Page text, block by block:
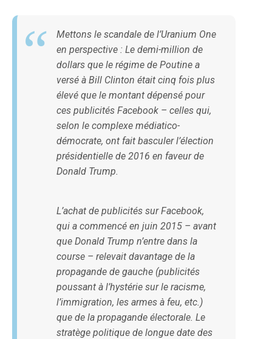
Mettons le scandale de l’Uranium One
en perspective : Le demi-million de
dollars que le régime de Poutine a
versé à Bill Clinton était cinq fois plus
élevé que le montant dépensé pour
ces publicités Facebook – celles qui,
selon le complexe médiatico-
démocrate, ont fait basculer l’élection
présidentielle de 2016 en faveur de
Donald Trump.
L’achat de publicités sur Facebook,
qui a commencé en juin 2015 – avant
que Donald Trump n’entre dans la
course – relevait davantage de la
propagande de gauche (publicités
poussant à l’hystérie sur le racisme,
l’immigration, les armes à feu, etc.)
que de la propagande électorale. Le
stratège politique de longue date des